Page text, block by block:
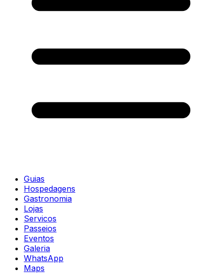
Guias
Hospedagens
Gastronomia
Lojas
Servicos
Passeios
Eventos
Galeria
WhatsApp
Maps